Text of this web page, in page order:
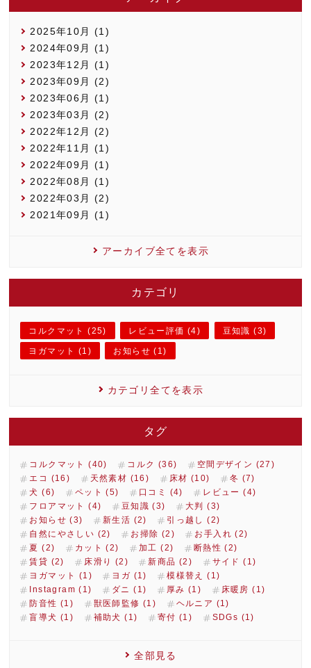
2025年10月 (1)
2024年09月 (1)
2023年12月 (1)
2023年09月 (2)
2023年06月 (1)
2023年03月 (2)
2022年12月 (2)
2022年11月 (1)
2022年09月 (1)
2022年08月 (1)
2022年03月 (2)
2021年09月 (1)
アーカイブ全てを表示
カテゴリ
コルクマット (25) レビュー評価 (4) 豆知識 (3)
ヨガマット (1) お知らせ (1)
カテゴリ全てを表示
タグ
コルクマット (40) コルク (36)
空間デザイン (27)
エコ (16)
天然素材 (16) 床材 (10)
冬 (7)
犬 (6)
ペット (5) 口コミ (4)
レビュー (4)
フロアマット (4)
豆知識 (3)
大判 (3)
お知らせ (3)
新生活 (2)
引っ越し (2)
自然にやさしい (2)
お掃除 (2)
お手入れ (2)
夏 (2)
カット (2) 加工 (2)
断熱性 (2)
賃貸 (2)
床滑り (2) 新商品 (2)
サイド (1)
ヨガマット (1)
ヨガ (1)
模様替え (1)
Instagram (1)
ダニ (1) 厚み (1)
床暖房 (1)
防音性 (1)
獣医師監修 (1)
ヘルニア (1)
盲導犬 (1)
補助犬 (1) 寄付 (1) SDGs (1)
全部見る